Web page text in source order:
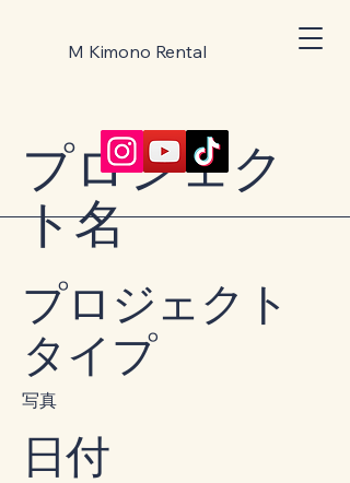
M Kimono Rental
プロジェク
ト名
プロジェクト
タイプ
写真
日付